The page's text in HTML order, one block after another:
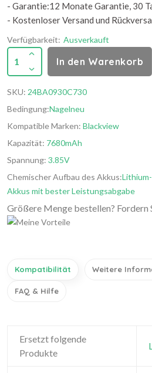
- Garantie:12 Monate Garantie, 30
- Kostenloser Versand und
Verfügbarkeit: Ausverkauft
1 In den Warenkorb
SKU: 24BA0930C730
Bedingung:Nagelneu
Kompatible Marken: Blackview
Kapazität: 7680mAh
Spannung: 3.85V
Chemischer Aufbau des Akkus:
Akkus mit bester Leistungsabgabe
Größere Menge bestellen? Fordern
Kompatibilität Weitere
FAQ & Hilfe
Ersetzt folgende
Produkte